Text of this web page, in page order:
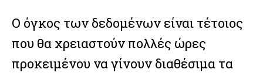
O όγκος των δεδομένων είναι τέτοιος
που θα χρειαστούν πολλές ώρες
προκειμένου να γίνουν διαθέσιμα τα